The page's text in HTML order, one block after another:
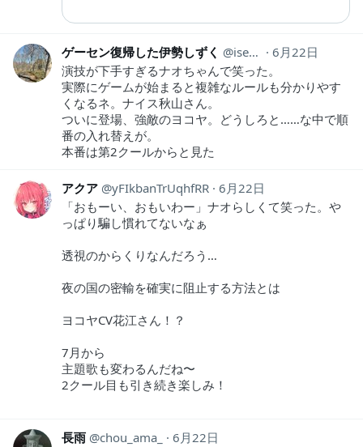
ゲーセン復帰した伊勢しずく isesizuku
6月22日
演技が下手すぎるナオちゃんで笑った。
実際にゲームが始まると複雑なルールも分かりやす
くなるネ。ナイス秋山さん。
ついに登場、強敵のヨコヤ。どうしろと……な中で順
番の入れ替えが。
本番は第2クールからと見た
アクア yFIkbanTrUqhfRR 6月22日
「おもーい、おもいわー」ナオらしくて笑った。や
っぱり騙し慣れてないなぁ
透視のからくりなんだろう…
夜の国の密輸を確実に阻止する方法とは
ヨコヤCV花江さん！？
7月から
主題歌も変わるんだね〜
2クール目も引き続き楽しみ！
長雨 chou_ama_
6月22日